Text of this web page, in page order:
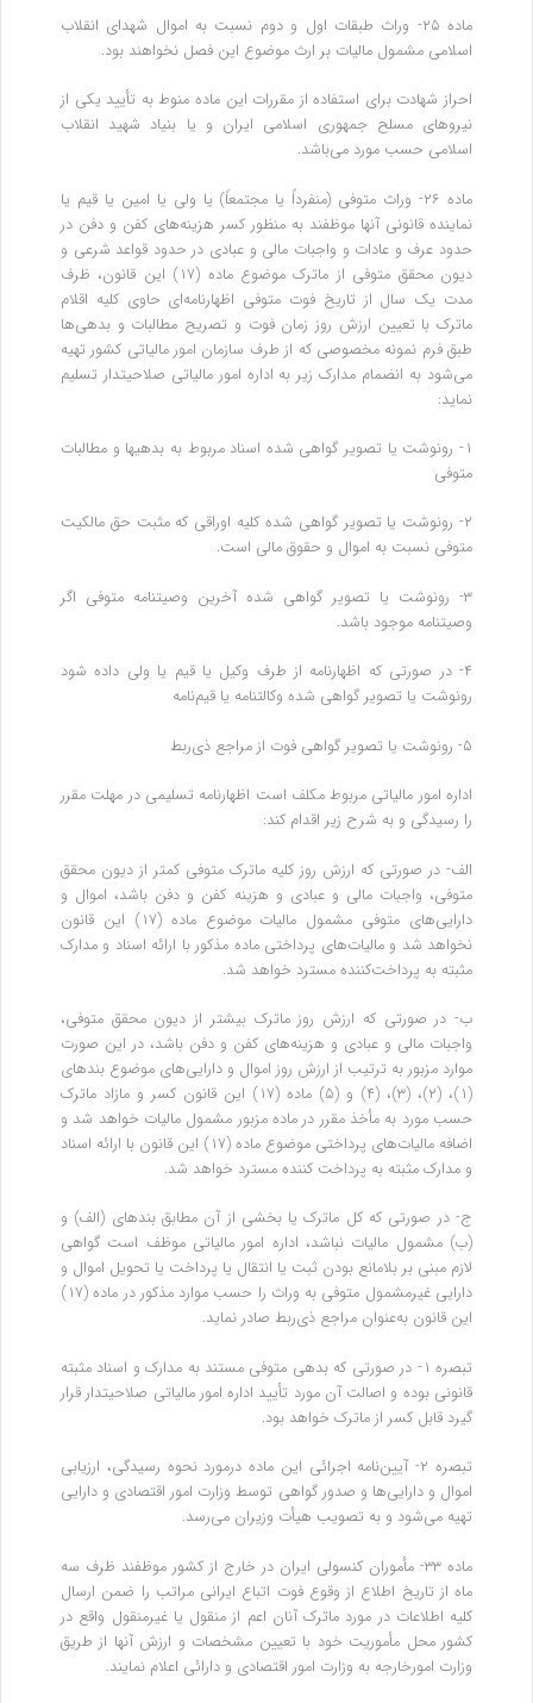
ماده ۲۵- وراث طبقات اول و دوم نسبت به اموال شهدای انقلاب
اسلامی مشمول مالیات بر ارث موضوع این فصل نخواهند بود.
احراز شهادت برای استفاده از مقررات این ماده منوط به تأیید یکی از
نیروهای مسلح جمهوری اسلامی ایران و یا بنیاد شهید انقلاب
اسلامی حسب‌ مورد می‌باشد.
ماده ۲۶- وراث متوفی (منفرداً یا مجتمعاً) یا ولی یا امین یا قیم یا
نماینده قانونی آنها موظفند به منظور کسر هزینه‌های کفن و دفن در
حدود عرف و عادات و واجبات مالی و عبادی در حدود قواعد شرعی و
دیون محقق متوفی از ماترک موضوع ماده (۱۷) این قانون، ظرف
مدت یک سال از تاریخ فوت متوفی اظهارنامه‌ای حاوی کلیه اقلام
ماترک با تعیین ارزش روز زمان فوت و تصریح مطالبات و بدهی‌ها
طبق فرم نمونه مخصوصی که از طرف سازمان امور مالیاتی کشور تهیه
می‌شود به انضمام مدارک زیر به اداره امور مالیاتی صلاحیتدار تسلیم
نماید:
۱- رونوشت یا تصویر گواهی ‌شده اسناد مربوط به بدهیها و مطالبات
متوفی
۲- رونوشت یا تصویر گواهی ‌شده کلیه اوراقی که مثبت حق مالکیت
متوفی نسبت به اموال و حقوق مالی است.
۳- رونوشت یا تصویر گواهی‌ شده آخرین وصیتنامه متوفی اگر
وصیتنامه موجود باشد.
۴- در صورتی که اظهارنامه از طرف وکیل یا قیم یا ولی داده شود
رونوشت یا تصویر گواهی ‌شده وکالتنامه یا قیم‌نامه
۵- رونوشت یا تصویر گواهی فوت از مراجع ذی‌ربط
اداره امور مالیاتی مربوط مکلف است اظهارنامه تسلیمی در مهلت مقرر
را رسیدگی و به شرح زیر اقدام کند:
الف- در صورتی که ارزش روز کلیه ماترک متوفی کمتر از دیون محقق
متوفی، واجبات مالی و عبادی و هزینه کفن‌ و دفن باشد، اموال و
دارایی‌های متوفی مشمول مالیات موضوع ماده (۱۷) این قانون
نخواهد شد و مالیات‌های پرداختی ماده مذکور با ارائه اسناد و مدارک
مثبته به پرداخت‌کننده مسترد خواهد شد.
ب- در صورتی که ارزش روز ماترک بیشتر از دیون محقق متوفی،
واجبات مالی و عبادی و هزینه‌های کفن ‌و دفن باشد، در این صورت
موارد مزبور به ترتیب از ارزش روز اموال و دارایی‌های موضوع بندهای
(۱)، (۲)، (۳)، (۴) و (۵) ماده (۱۷) این قانون کسر و مازاد ماترک
حسب مورد به مأخذ مقرر در ماده مزبور مشمول مالیات خواهد شد و
اضافه مالیات‌های پرداختی موضوع ماده (۱۷) این قانون با ارائه اسناد
و مدارک مثبته به پرداخت‌ کننده مسترد خواهد شد.
ج- در صورتی که کل ماترک یا بخشی از آن مطابق بندهای (الف) و
(ب) مشمول مالیات نباشد، اداره امور مالیاتی موظف است گواهی
لازم مبنی بر بلامانع بودن ثبت یا انتقال یا پرداخت یا تحویل اموال و
دارایی غیرمشمول متوفی به وراث را حسب موارد مذکور در ماده (۱۷)
این قانون به‌عنوان مراجع ذی‌ربط صادر نماید.
تبصره ۱- در صورتی که بدهی متوفی مستند به مدارک و اسناد مثبته
قانونی بوده و اصالت آن مورد تأیید اداره امور مالیاتی صلاحیتدار قرار
گیرد قابل کسر از ماترک خواهد بود.
تبصره ۲- آیین‌نامه اجرائی این ماده درمورد نحوه رسیدگی، ارزیابی
اموال و دارایی‌ها و صدور گواهی توسط وزارت امور اقتصادی و دارایی
تهیه می‌شود و به‌ تصویب هیأت وزیران می‌رسد.
ماده ۳۳- مأموران کنسولی ایران در خارج از کشور موظفند ظرف سه
ماه از تاریخ اطلاع از وقوع فوت اتباع ایرانی مراتب را ضمن ارسال
کلیه ‌اطلاعات در مورد ماترک آنان اعم از منقول یا غیرمنقول واقع در
کشور محل مأموریت خود با تعیین مشخصات و ارزش آنها از طریق
وزارت امورخارجه به وزارت امور اقتصادی و دارائی اعلام نمایند.